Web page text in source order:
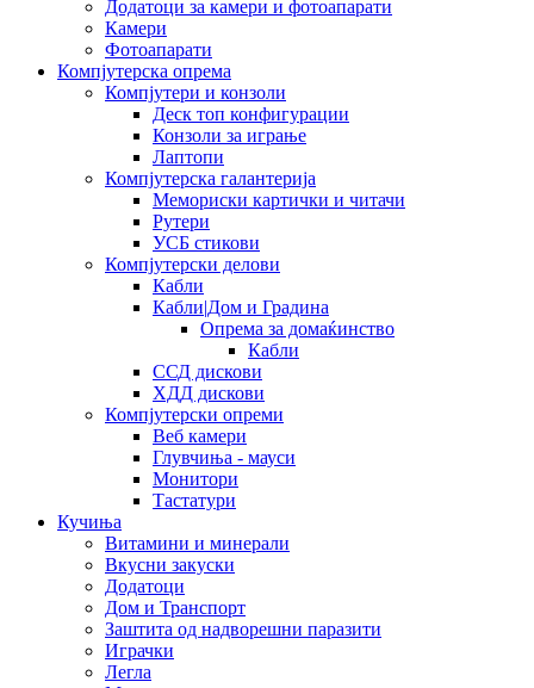
Додатоци за камери и фотоапарати
Камери
Фотоапарати
Компјутерска опрема
Компјутери и конзоли
Деск топ конфигурации
Конзоли за играње
Лаптопи
Компјутерска галантерија
Мемориски картички и читачи
Рутери
УСБ стикови
Компјутерски делови
Кабли
Кабли|Дом и Градина
Опрема за домаќинство
Кабли
ССД дискови
ХДД дискови
Компјутерски опреми
Веб камери
Глувчиња - мауси
Монитори
Тастатури
Кучиња
Витамини и минерали
Вкусни закуски
Додатоци
Дом и Транспорт
Заштита од надворешни паразити
Играчки
Легла